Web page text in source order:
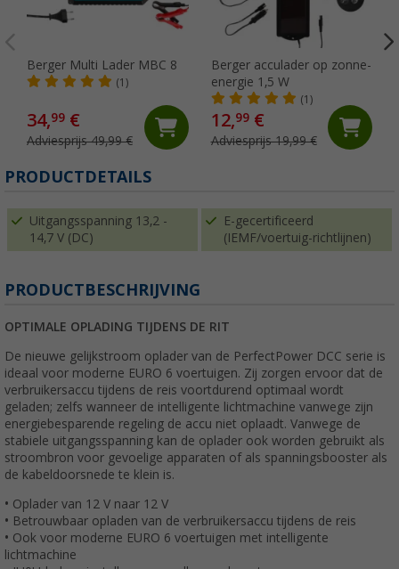
Berger Multi Lader MBC 8
(1)
34,99 €
Adviesprijs 49,99 €
Berger acculader op zonne-
energie 1,5 W
(1)
12,99€
Adviesprijs 19,99 €
PRODUCTDETAILS
Uitgangsspanning 13,2 -
14,7 V (DC)
E-gecertificeerd
(IEMF/voertuig-richtlijnen)
PRODUCTBESCHRIJVING
OPTIMALE OPLADING TIJDENS DE RIT
De nieuwe gelijkstroom oplader van de PerfectPower DCC serie is
ideaal voor moderne EURO 6 voertuigen. Zij zorgen ervoor dat de
verbruikersaccu tijdens de reis voortdurend optimaal wordt
geladen; zelfs wanneer de intelligente lichtmachine vanwege zijn
energiebesparende regeling de accu niet oplaadt. Vanwege de
stabiele uitgangsspanning kan de oplader ook worden gebruikt als
stroombron voor gevoelige apparaten of als spanningsbooster als
de kabeldoorsnede te klein is.
• Oplader van 12 V naar 12 V
• Betrouwbaar opladen van de verbruikersaccu tijdens de reis
• Ook voor moderne EURO 6 voertuigen met intelligente
lichtmachine